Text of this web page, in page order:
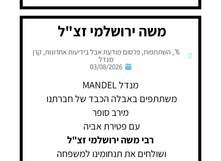
משה ירושלמי זצ"ל
6"
,השתתפות,פרסום מודעת אבל בידיעות אחרונות,קרן
מנדל
03/08/2026
מנדל MANDEL
משתתפים באבלה הכבד של חברתנו
מירב סופר
עם פטירת אביה
רבי משה ירושלמי זצ"ל
ושולחים את תנחומינו למשפחה